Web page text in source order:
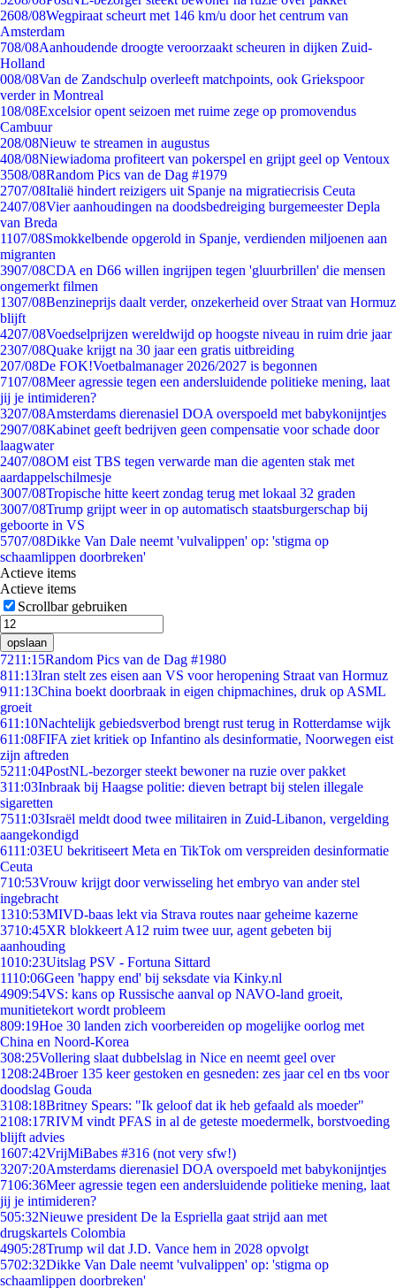
2608/08Wegpiraat scheurt met 146 km/u door het centrum van
Amsterdam
708/08Aanhoudende droogte veroorzaakt scheuren in dijken Zuid-
Holland
008/08Van de Zandschulp overleeft matchpoints, ook Griekspoor
verder in Montreal
108/08Excelsior opent seizoen met ruime zege op promovendus
Cambuur
208/08Nieuw te streamen in augustus
408/08Niewiadoma profiteert van pokerspel en grijpt geel op Ventoux
3508/08Random Pics van de Dag #1979
2707/08Italië hindert reizigers uit Spanje na migratiecrisis Ceuta
2407/08Vier aanhoudingen na doodsbedreiging burgemeester Depla
van Breda
1107/08Smokkelbende opgerold in Spanje, verdienden miljoenen aan
migranten
3907/08CDA en D66 willen ingrijpen tegen 'gluurbrillen' die mensen
ongemerkt filmen
1307/08Benzineprijs daalt verder, onzekerheid over Straat van Hormuz
blijft
4207/08Voedselprijzen wereldwijd op hoogste niveau in ruim drie jaar
2307/08Quake krijgt na 30 jaar een gratis uitbreiding
207/08De FOK!Voetbalmanager 2026/2027 is begonnen
7107/08Meer agressie tegen een andersluidende politieke mening, laat
jij je intimideren?
3207/08Amsterdams dierenasiel DOA overspoeld met babykonijntjes
2907/08Kabinet geeft bedrijven geen compensatie voor schade door
laagwater
2407/08OM eist TBS tegen verwarde man die agenten stak met
aardappelschilmesje
3007/08Tropische hitte keert zondag terug met lokaal 32 graden
3007/08Trump grijpt weer in op automatisch staatsburgerschap bij
geboorte in VS
5707/08Dikke Van Dale neemt 'vulvalippen' op: 'stigma op
schaamlippen doorbreken'
Actieve items
Actieve items
Scrollbar gebruiken
opslaan
7211:15Random Pics van de Dag #1980
811:13Iran stelt zes eisen aan VS voor heropening Straat van Hormuz
911:13China boekt doorbraak in eigen chipmachines, druk op ASML
groeit
611:10Nachtelijk gebiedsverbod brengt rust terug in Rotterdamse wijk
611:08FIFA ziet kritiek op Infantino als desinformatie, Noorwegen eist
zijn aftreden
5211:04PostNL-bezorger steekt bewoner na ruzie over pakket
311:03Inbraak bij Haagse politie: dieven betrapt bij stelen illegale
sigaretten
7511:03Israël meldt dood twee militairen in Zuid-Libanon, vergelding
aangekondigd
6111:03EU bekritiseert Meta en TikTok om verspreiden desinformatie
Ceuta
710:53Vrouw krijgt door verwisseling het embryo van ander stel
ingebracht
1310:53MIVD-baas lekt via Strava routes naar geheime kazerne
3710:45XR blokkeert A12 ruim twee uur, agent gebeten bij
aanhouding
1010:23Uitslag PSV - Fortuna Sittard
1110:06Geen 'happy end' bij seksdate via Kinky.nl
4909:54VS: kans op Russische aanval op NAVO-land groeit,
munitietekort wordt probleem
809:19Hoe 30 landen zich voorbereiden op mogelijke oorlog met
China en Noord-Korea
308:25Vollering slaat dubbelslag in Nice en neemt geel over
1208:24Broer 135 keer gestoken en gesneden: zes jaar cel en tbs voor
doodslag Gouda
3108:18Britney Spears: "Ik geloof dat ik heb gefaald als moeder"
2108:17RIVM vindt PFAS in al de geteste moedermelk, borstvoeding
blijft advies
1607:42VrijMiBabes #316 (not very sfw!)
3207:20Amsterdams dierenasiel DOA overspoeld met babykonijntjes
7106:36Meer agressie tegen een andersluidende politieke mening, laat
jij je intimideren?
505:32Nieuwe president De la Espriella gaat strijd aan met
drugskartels Colombia
4905:28Trump wil dat J.D. Vance hem in 2028 opvolgt
5702:32Dikke Van Dale neemt 'vulvalippen' op: 'stigma op
schaamlippen doorbreken'